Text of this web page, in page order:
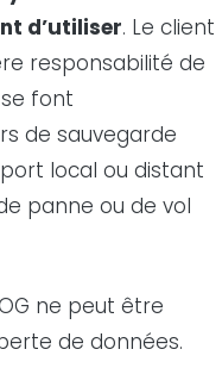
d’utiliser. Le client
responsabilité de
font
de sauvegarde
local ou distant
panne ou de vol
ne peut être
de données.